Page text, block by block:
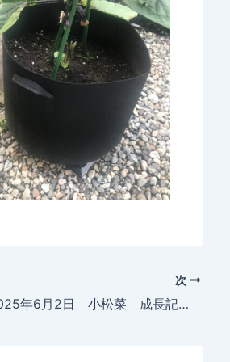
次
2025年6月2日 小松菜 成長記録 もう収穫しないと